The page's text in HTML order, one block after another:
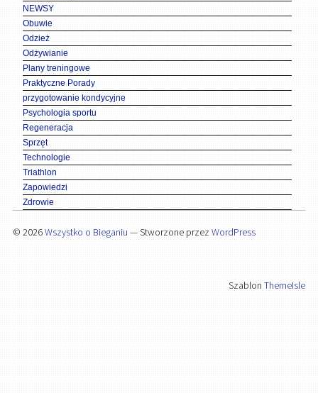
NEWSY
Obuwie
Odzież
Odżywianie
Plany treningowe
Praktyczne Porady
przygotowanie kondycyjne
Psychologia sportu
Regeneracja
Sprzęt
Technologie
Triathlon
Zapowiedzi
Zdrowie
© 2026Wszystko o Bieganiu — Stworzone przezWordPress
SzablonThemeIsle